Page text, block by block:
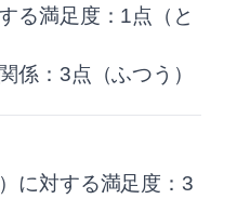
る満足度：1点（と
係：3点（ふつう）
に対する満足度：3